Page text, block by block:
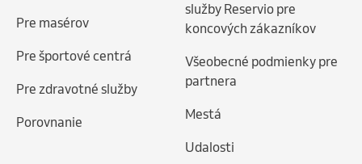
Pre masérov
Pre športové centrá
Pre zdravotné služby
Porovnanie
služby Reservio pre
koncových zákazníkov
Všeobecné podmienky pre
partnera
Mestá
Udalosti